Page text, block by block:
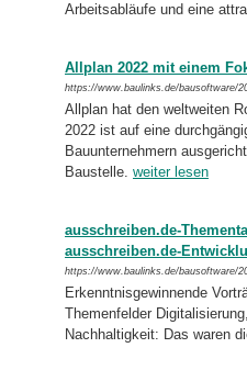
Arbeitsabläufe und eine
Allplan 2022 mit einem
https://www.baulinks.de/bausoftware/
Allplan hat den weltweiten
2022 ist auf eine
Bauunternehmern
Baustelle. weiter lesen
ausschreiben.de-
ausschreiben.de-
https://www.baulinks.de/bausoftware/
Erkenntnisgewinnende
Themenfelder
Nachhaltigkeit: Das waren